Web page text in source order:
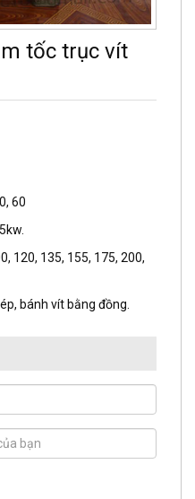
tốc trục vít
60
120, 135, 155, 175, 200,
bánh vít bằng đồng.